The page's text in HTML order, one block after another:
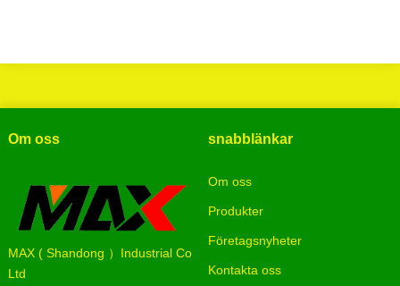
Om oss
MAX ( Shandong ）Industrial Co
Ltd
snabblänkar
Om oss
Produkter
Företagsnyheter
Kontakta oss